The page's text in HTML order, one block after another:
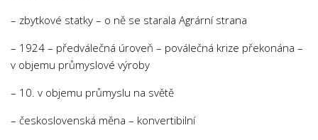
– zbytkové statky – o ně se starala Agrární strana
– 1924 – předválečná úroveň – poválečná krize překonána –
v objemu průmyslové výroby
– 10. v objemu průmyslu na světě
– československá měna – konvertibilní